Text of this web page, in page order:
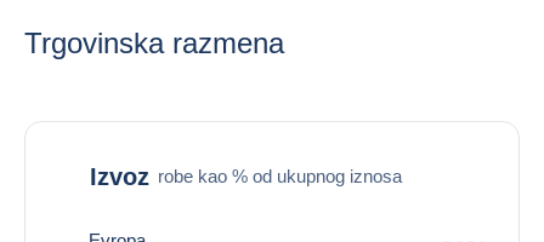
Trgovinska razmena
Izvoz robe kao % od ukupnog iznosa